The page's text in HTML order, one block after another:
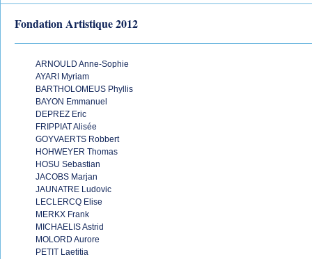
Fondation Artistique 2012
ARNOULD Anne-Sophie
AYARI Myriam
BARTHOLOMEUS Phyllis
BAYON Emmanuel
DEPREZ Eric
FRIPPIAT Alisée
GOYVAERTS Robbert
HOHWEYER Thomas
HOSU Sebastian
JACOBS Marjan
JAUNATRE Ludovic
LECLERCQ Elise
MERKX Frank
MICHAELIS Astrid
MOLORD Aurore
PETIT Laetitia